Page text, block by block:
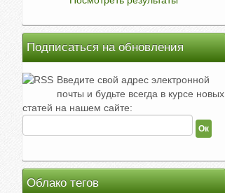
Подписаться на обновления
Введите свой адрес электронной
почты и будьте всегда в курсе новых
статей на нашем сайте:
Облако тегов